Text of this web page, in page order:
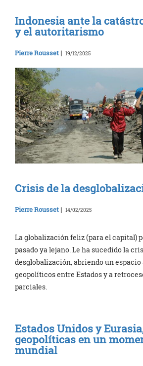
Indonesia ante la
y el autoritarismo
Pierre Rousset | 19/12/2025
Crisis de la
Pierre Rousset | 14/02/2025
La globalización feliz (para el capital)
pasado ya lejano. Le ha sucedido la
desglobalización, abriendo un
geopolíticos entre Estados y a
parciales.
Estados Unidos y
geopolíticas en un
mundial